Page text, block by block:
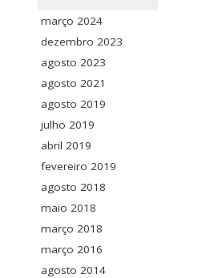
março 2024
dezembro 2023
agosto 2023
agosto 2021
agosto 2019
julho 2019
abril 2019
fevereiro 2019
agosto 2018
maio 2018
março 2018
março 2016
agosto 2014